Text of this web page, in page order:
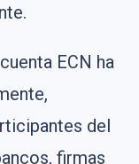
ECN ha
del
firmas